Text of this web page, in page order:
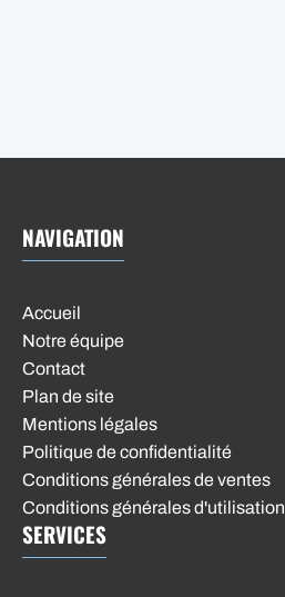
NAVIGATION
Accueil
Notre équipe
Contact
Plan de site
Mentions légales
Politique de confidentialité
Conditions générales de ventes
Conditions générales d'utilisation
SERVICES